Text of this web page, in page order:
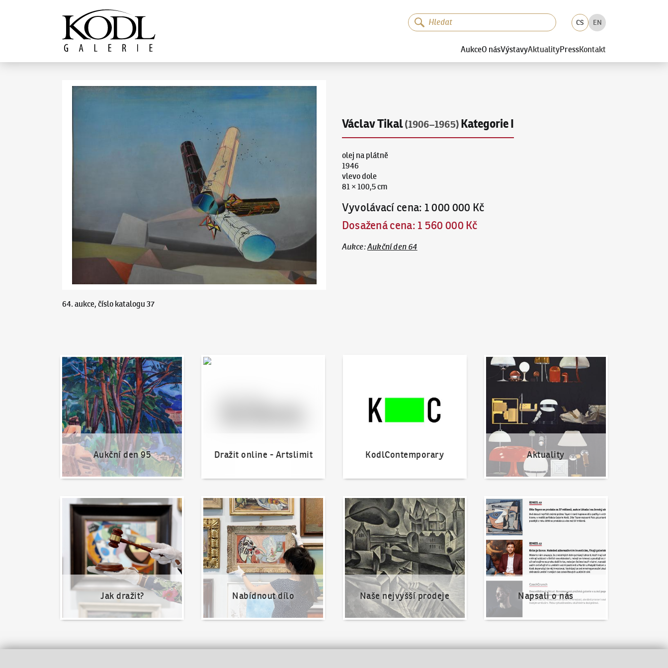
Galerie KODL
CS EN
AukceO násVýstavyAktualityPressKontakt
Václav Tikal(1906–1965) Kategorie I
olej na plátně
1946
vlevo dole
81 × 100,5 cm
Vyvolávací cena: 1 000 000 Kč
Dosažená cena: 1 560 000 Kč
Aukce:Aukční den 64
64. aukce, číslo katalogu 37
Aukční den 95
Aukční den 95
Dražit online - Artslimit
Dražit online - Artslimit
KodlContemporary Aktuality
Aktuality
Jak dražit?
Jak dražit?
Nabídnout dílo
Nabídnout dílo
Naše nejvyšší prodeje
Naše nejvyšší prodeje
Napsali o nás
Napsali o nás